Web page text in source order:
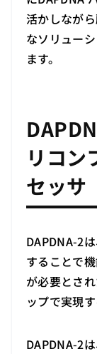
活かしなが
なソリュー
ます。
リコン
セッサ
DAPDNA-2
することで
が必要とさ
ップで実現す
DAPDNA-2